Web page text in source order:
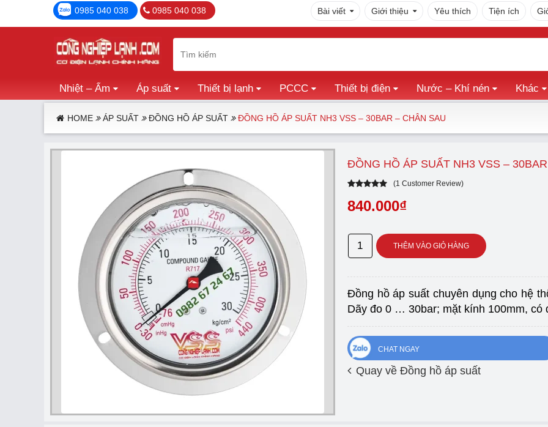
0985 040 038 0985 040 038 Bài viết Giới thiệu Yêu thích Tiện ích
Nhiệt – Ẩm Áp suất Thiết bị lạnh PCCC Thiết bị điện Nước – Khí nén Khác
HOME ÁP SUẤT ĐỒNG HỒ ÁP SUẤT ĐỒNG HỒ ÁP SUẤT NH3 VSS – 30BAR – CHÂN SAU
ĐỒNG HỒ ÁP SUẤT NH3 VSS –
of5
based on
rating
(1 Customer Review)
840.000₫
Đồng
hồ
suất
NH3
VSS
-
30bar
THÊM VÀO GIỎ HÀNG
Đồng hồ áp suất chuyên dụng cho hệ
Dãy đo 0 … 30bar; mặt kính 100mm, có
CHAT NGAY
Quay về Đồng hồ áp suất